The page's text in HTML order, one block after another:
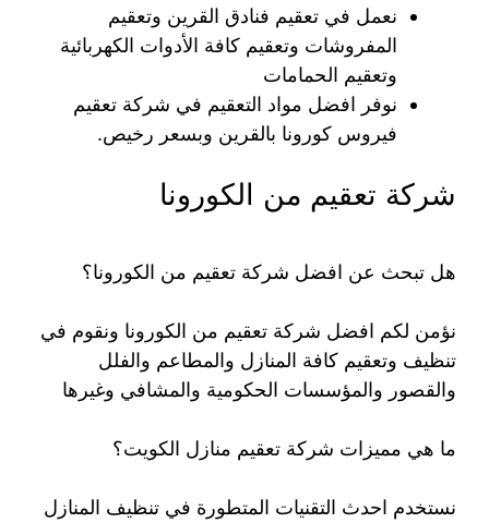
نعمل في تعقيم فنادق القرين وتعقيم
المفروشات وتعقيم كافة الأدوات الكهربائية
وتعقيم الحمامات
نوفر افضل مواد التعقيم في شركة تعقيم
فيروس كورونا بالقرين وبسعر رخيص.
شركة تعقيم من الكورونا
هل تبحث عن افضل شركة تعقيم من الكورونا؟
نؤمن لكم افضل شركة تعقيم من الكورونا ونقوم في
تنظيف وتعقيم كافة المنازل والمطاعم والفلل
والقصور والمؤسسات الحكومية والمشافي وغيرها
ما هي مميزات شركة تعقيم منازل الكويت؟
نستخدم احدث التقنيات المتطورة في تنظيف المنازل